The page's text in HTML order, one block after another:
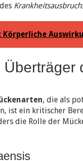
, die als
ist ein kritischer
die Rolle der